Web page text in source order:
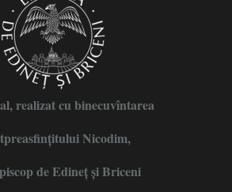
realizat cu binecuvîntarea
Nicodim,
de Edineţ şi Briceni